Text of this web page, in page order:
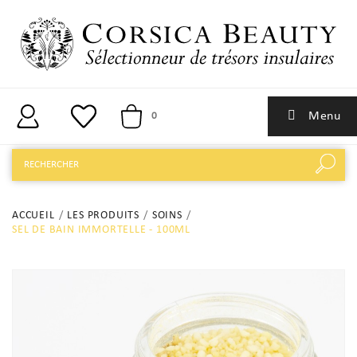
0 Menu
ACCUEIL LES PRODUITS
SOINS
SEL DE BAIN IMMORTELLE - 100ML